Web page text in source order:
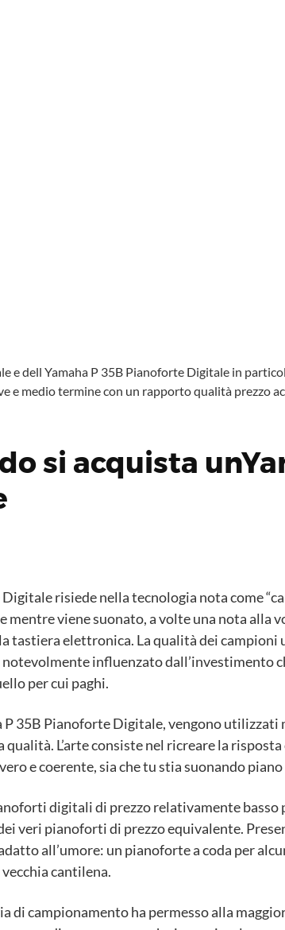
e dell Yamaha P 35B Pianoforte Digitale in
e medio termine con un rapporto qualità prezzo
si acquista
risiede nella tecnologia nota come
viene suonato, a volte una nota alla
tastiera elettronica. La qualità dei
influenzato dall’investimento
per cui paghi.
P 35B Pianoforte Digitale, vengono
L’arte consiste nel ricreare la
e coerente, sia che tu stia suonando
digitali di prezzo relativamente basso
veri pianoforti di prezzo equivalente.
all’umore: un pianoforte a coda per
cantilena.
di campionamento ha permesso alla